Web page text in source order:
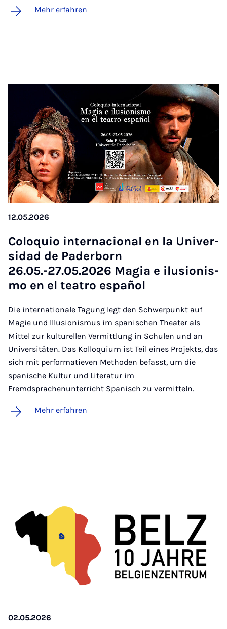
Mehr erfahren
12.05.2026
Co­lo­quio in­ter­nacio­nal en la Uni­ver­
si­dad de Pa­der­born
26.05.-27.05.2026 Ma­gia e ilu­sio­nis­
mo en el tea­tro es­pañol
Die internationale Tagung legt den Schwerpunkt auf
Magie und Illusionismus im spanischen Theater als
Mittel zur kulturellen Vermittlung in Schulen und an
Universitäten. Das Kolloquium ist Teil eines Projekts, das
sich mit performatieven Methoden befasst, um die
spanische Kultur und Literatur im
Fremdsprachenunterricht Spanisch zu vermitteln.
Mehr erfahren
02.05.2026